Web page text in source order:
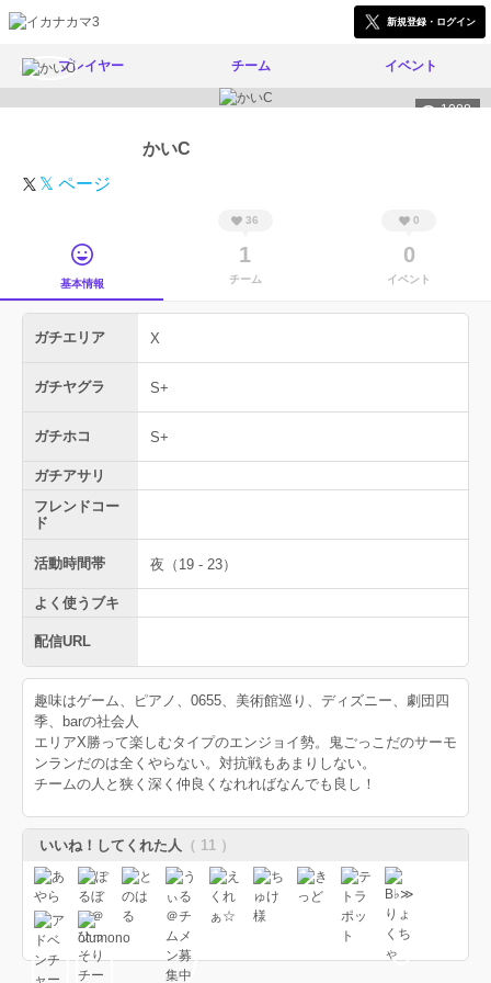
新規登録・ログイン
プレイヤー チーム イベント
1088
かいC
𝕏 ページ
基本情報
36
1
チーム
0
0
イベント
ガチエリア X
ガチヤグラ S+
ガチホコ S+
ガチアサリ
フレンドコー
ド
活動時間帯 夜（19 - 23）
よく使うブキ
配信URL
趣味はゲーム、ピアノ、0655、美術館巡り、ディズニー、劇団四
季、barの社会人
エリアX勝って楽しむタイプのエンジョイ勢。鬼ごっこだのサーモ
ンランだのは全くやらない。対抗戦もあまりしない。
チームの人と狭く深く仲良くなれればなんでも良し！
いいね！してくれた人 （ 11 ）